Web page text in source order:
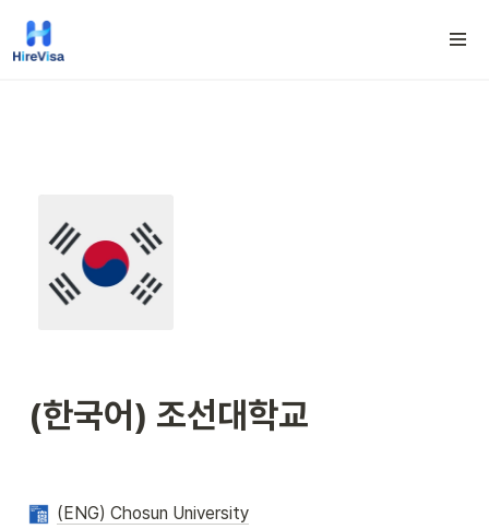
(한국어) 조선대학교
(ENG) Chosun University